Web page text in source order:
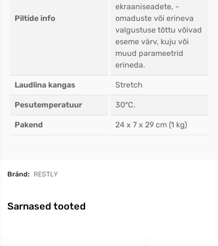
Piltide info
ekraaniseadete, -
omaduste või erineva
valgustuse tõttu võivad
eseme värv, kuju või
muud parameetrid
erineda.
Laudlina kangas Stretch
Pesutemperatuur 30°C.
Pakend 24 x 7 x 29 cm (1 kg)
Bränd: RESTLY
Sarnased tooted